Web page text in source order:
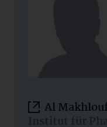
Al
Institut für